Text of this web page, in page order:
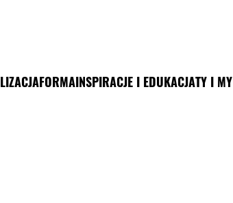
FORMAINSPIRACJE I EDUKACJATY I MY